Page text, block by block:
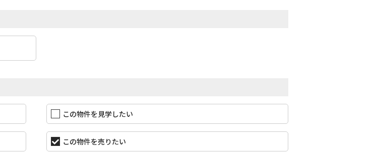
この物件を見学したい
この物件を売りたい